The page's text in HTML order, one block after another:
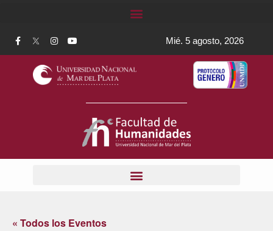
Mié. 5 agosto, 2026
« Todos los Eventos